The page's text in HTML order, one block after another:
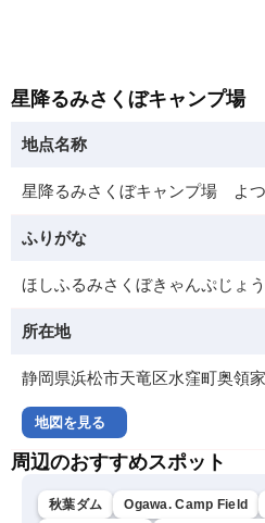
星降るみさくぼキャンプ場
地点名称
星降るみさくぼキャンプ場 よ
ふりがな
ほしふるみさくぼきゃんぷじょ
所在地
静岡県浜松市天竜区水窪町奥領
地図を見る
周辺のおすすめスポット
秋葉ダム Ogawa. Camp Field